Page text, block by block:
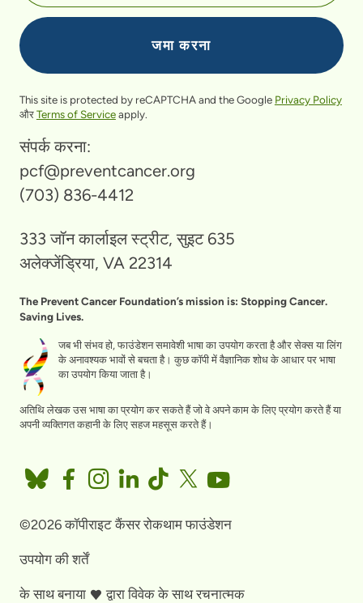
This site is protected by reCAPTCHA and the Google Privacy Policy
औरTerms of Serviceapply.
संपर्क करना:
pcf@preventcancer.org
(703) 836-4412
333 जॉन कार्लाइल स्ट्रीट, सुइट 635
अलेक्जेंड्रिया, VA 22314
The Prevent Cancer Foundation’s mission is: Stopping Cancer.
Saving Lives.
जब भी संभव हो, फाउंडेशन समावेशी भाषा का उपयोग करता है और सेक्स या लिंग
के अनावश्यक भावों से बचता है। कुछ कॉपी में वैज्ञानिक शोध के आधार पर भाषा
का उपयोग किया जाता है।
अतिथि लेखक उस भाषा का प्रयोग कर सकते हैं जो वे अपने काम के लिए प्रयोग करते हैं या
अपनी व्यक्तिगत कहानी के लिए सहज महसूस करते हैं।
©2026 कॉपीराइट कैंसर रोकथाम फाउंडेशन
उपयोग की शर्तें
के साथ बनाया द्वाराविवेक के साथ रचनात्मक